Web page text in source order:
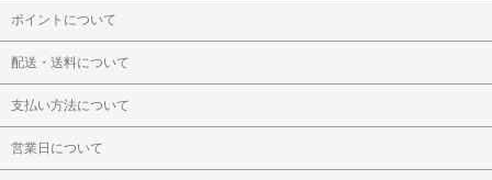
ポイントについて
配送・送料について
支払い方法について
営業日について